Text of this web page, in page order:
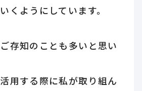
くようにしています。
存知のことも多いと思い
用する際に私が取り組ん